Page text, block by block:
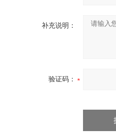
补充说明：
验证码：